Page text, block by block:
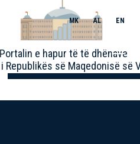
Portalin e hapur të të dhënave
Republikës së Maqedonisë së
MK AL EN
Toggle